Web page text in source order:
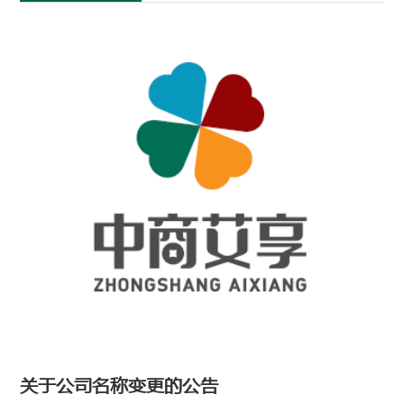
关于公司名称变更的公告